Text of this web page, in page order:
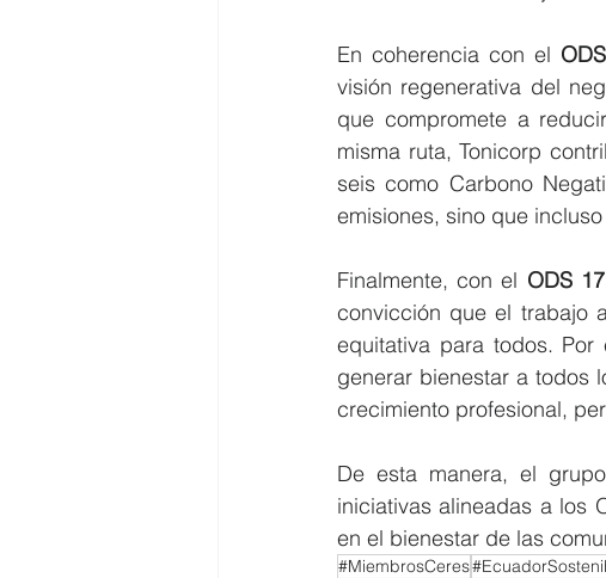
En coherencia con el
visión regenerativa del
que compromete a
misma ruta, Tonicorp
seis como Carbono
emisiones, sino que
Finalmente, con el ODS
convicción que el trabajo
equitativa para todos. Por
generar bienestar a todos
crecimiento profesional,
De esta manera, el
iniciativas alineadas a los
en el bienestar de las
#MiembrosCeres